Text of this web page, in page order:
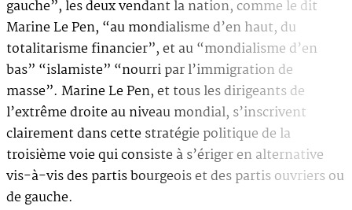
gauche”, les deux vendant la nation, comme le dit
Marine Le Pen, “au mondialisme d’en haut, du
totalitarisme financier”, et au “mondialisme d’en
bas” “islamiste” “nourri par l’immigration de
masse”. Marine Le Pen, et tous les dirigeants de
l’extrême droite au niveau mondial, s’inscrivent
clairement dans cette stratégie politique de la
troisième voie qui consiste à s’ériger en alternative
vis-à-vis des partis bourgeois et des partis ouvriers ou
de gauche.